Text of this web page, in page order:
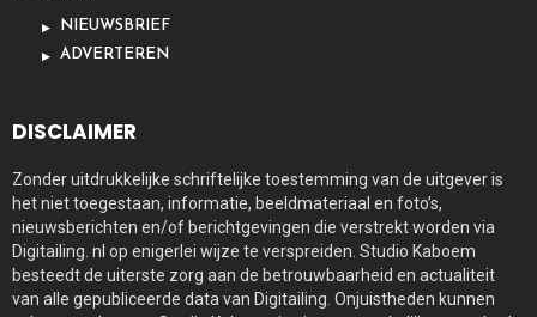
NIEUWSBRIEF
ADVERTEREN
DISCLAIMER
Zonder uitdrukkelijke schriftelijke toestemming van de uitgever is
het niet toegestaan, informatie, beeldmateriaal en foto’s,
nieuwsberichten en/of berichtgevingen die verstrekt worden via
Digitailing. nl op enigerlei wijze te verspreiden. Studio Kaboem
besteedt de uiterste zorg aan de betrouwbaarheid en actualiteit
van alle gepubliceerde data van Digitailing. Onjuistheden kunnen